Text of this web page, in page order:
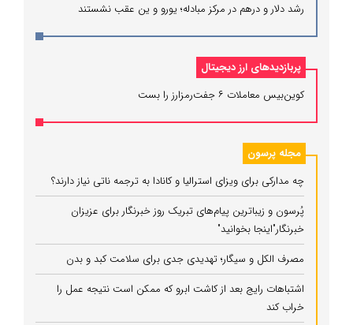
رشد دلار و درهم در مرکز مبادله؛ یورو و ین عقب نشستند
پربازدیدهای ارز دیجیتال
کوین‌بیس معاملات ۶ جفت‌رمزارز را بست
مجله پرسون
چه مدارکی برای ویزای استرالیا و کانادا به ترجمه ناتی نیاز دارند؟
پُرسون و زیباترین پیام‌های تبریک روز خبرنگار برای عزیزان
خبرنگار"اینجا بخوانید"
مصرف الکل و سیگار؛ تهدیدی جدی برای سلامت کبد و بدن
اشتباهات رایج بعد از کاشت ابرو که ممکن است نتیجه عمل را
خراب کند